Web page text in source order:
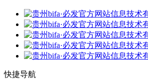
快捷导航